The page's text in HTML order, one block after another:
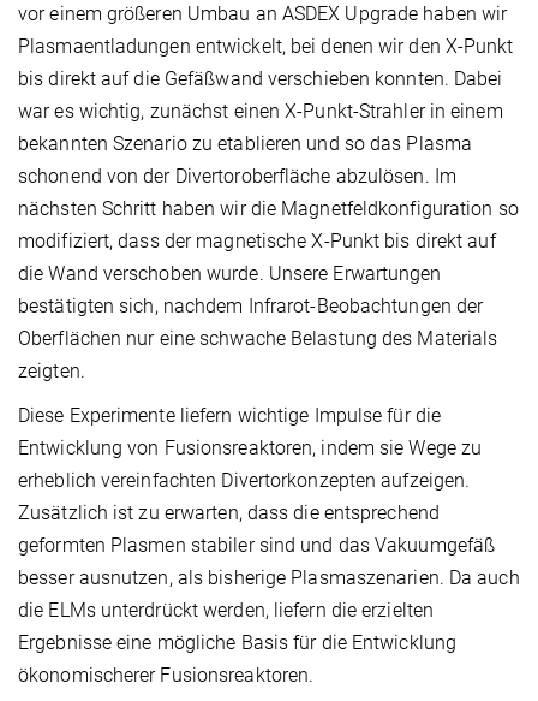
vor einem größeren Umbau an ASDEX Upgrade haben wir
Plasmaentladungen entwickelt, bei denen wir den X-Punkt
bis direkt auf die Gefäßwand verschieben konnten. Dabei
war es wichtig, zunächst einen X-Punkt-Strahler in einem
bekannten Szenario zu etablieren und so das Plasma
schonend von der Divertoroberfläche abzulösen. Im
nächsten Schritt haben wir die Magnetfeldkonfiguration so
modifiziert, dass der magnetische X-Punkt bis direkt auf
die Wand verschoben wurde. Unsere Erwartungen
bestätigten sich, nachdem Infrarot-Beobachtungen der
Oberflächen nur eine schwache Belastung des Materials
zeigten.
Diese Experimente liefern wichtige Impulse für die
Entwicklung von Fusionsreaktoren, indem sie Wege zu
erheblich vereinfachten Divertorkonzepten aufzeigen.
Zusätzlich ist zu erwarten, dass die entsprechend
geformten Plasmen stabiler sind und das Vakuumgefäß
besser ausnutzen, als bisherige Plasmaszenarien. Da auch
die ELMs unterdrückt werden, liefern die erzielten
Ergebnisse eine mögliche Basis für die Entwicklung
ökonomischerer Fusionsreaktoren.